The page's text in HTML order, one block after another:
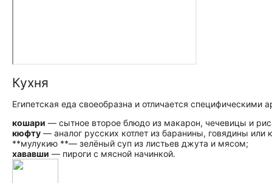
Кухня
Египетская еда своеобразна и отличается
кошари — сытное второе блюдо из макарон, чечевицы и
кюфту — аналог русских котлет из баранины, говядины или
**мулукию **— зелёный суп из листьев джута и мясом;
хававши — пироги с мясной начинкой.